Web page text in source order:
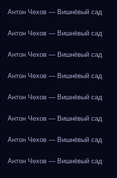
Антон Чехов — Вишнёвый сад
Антон Чехов — Вишнёвый сад
Антон Чехов — Вишнёвый сад
Антон Чехов — Вишнёвый сад
Антон Чехов — Вишнёвый сад
Антон Чехов — Вишнёвый сад
Антон Чехов — Вишнёвый сад
Антон Чехов — Вишнёвый сад